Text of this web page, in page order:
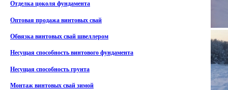
Отделка цоколя фундамента
Оптовая продажа винтовых свай
Обвязка винтовых свай швеллером
Несущая способность винтового фундамента
Несущая способность грунта
Монтаж винтовых свай зимой